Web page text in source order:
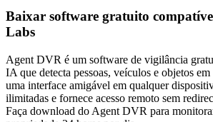
Baixar software gratuito
Labs
Agent DVR é um software de vigilância
IA que detecta pessoas, veículos e objetos
uma interface amigável em qualquer
ilimitadas e fornece acesso remoto sem
Faça download do Agent DVR para